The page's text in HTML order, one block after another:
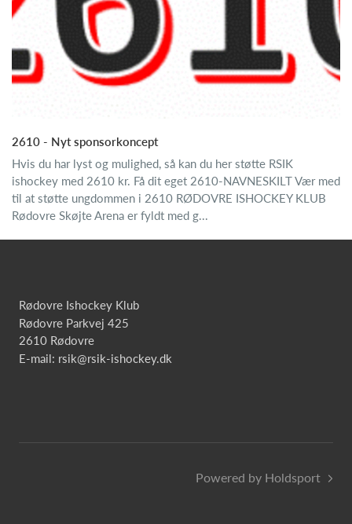
2610 - Nyt sponsorkoncept
Hvis du har lyst og mulighed, så kan du her støtte RSIK
ishockey med 2610 kr. Få dit eget 2610-NAVNESKILT Vær med
til at støtte ungdommen i 2610 RØDOVRE ISHOCKEY KLUB
Rødovre Skøjte Arena er fyldt med g...
Rødovre Ishockey Klub
Rødovre Parkvej 425
2610 Rødovre
E-mail: rsik@rsik-ishockey.dk
Powered by Holdsport